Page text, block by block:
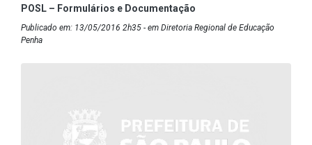
POSL – Formulários e Documentação
Publicado em: 13/05/2016 2h35 - em Diretoria Regional de Educação
Penha